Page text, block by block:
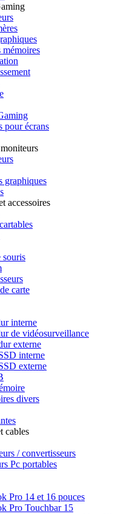
mémoires
pour écrans
graphiques
accessoires
souris
carte
interne
de vidéosurveillance
externe
interne
externe
divers
cables
/ convertisseurs
Pc portables
Pro 14 et 16 pouces
Pro Touchbar 15